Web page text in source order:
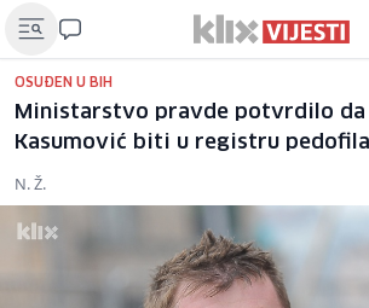
OSUĐEN U BIH
Ministarstvo pravde potvrdilo da
Kasumović biti u registru pedofila
N. Ž.